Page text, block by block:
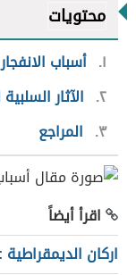
محتويات
١ أسباب
٢ الآثار
٣
المراجع
اقرأ أيضاً
اركان